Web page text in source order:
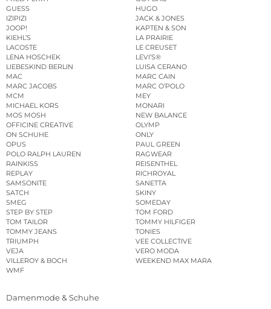
GUESS
HUGO
IZIPIZI
JACK & JONES
JOOP!
KAPTEN & SON
KIEHL’S
LA PRAIRIE
LACOSTE
LE CREUSET
LENA HOSCHEK
LEVI’S®
LIEBESKIND BERLIN
LUISA CERANO
MAC
MARC CAIN
MARC JACOBS
MARC O’POLO
MCM
MEY
MICHAEL KORS
MONARI
MOS MOSH
NEW BALANCE
OFFICINE CREATIVE
OLYMP
ON SCHUHE
ONLY
OPUS
PAUL GREEN
POLO RALPH LAUREN
RAGWEAR
RAINKISS
REISENTHEL
REPLAY
RICHROYAL
SAMSONITE
SANETTA
SATCH
SKINY
SMEG
SOMEDAY
STEP BY STEP
TOM FORD
TOM TAILOR
TOMMY HILFIGER
TOMMY JEANS
TONIES
TRIUMPH
VEE COLLECTIVE
VEJA
VERO MODA
VILLEROY & BOCH
WEEKEND MAX MARA
WMF
Damenmode & Schuhe